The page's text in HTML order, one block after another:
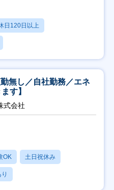
日120日以上
無し／自社勤務／エネ
す】
式会社
OK 土日祝休み